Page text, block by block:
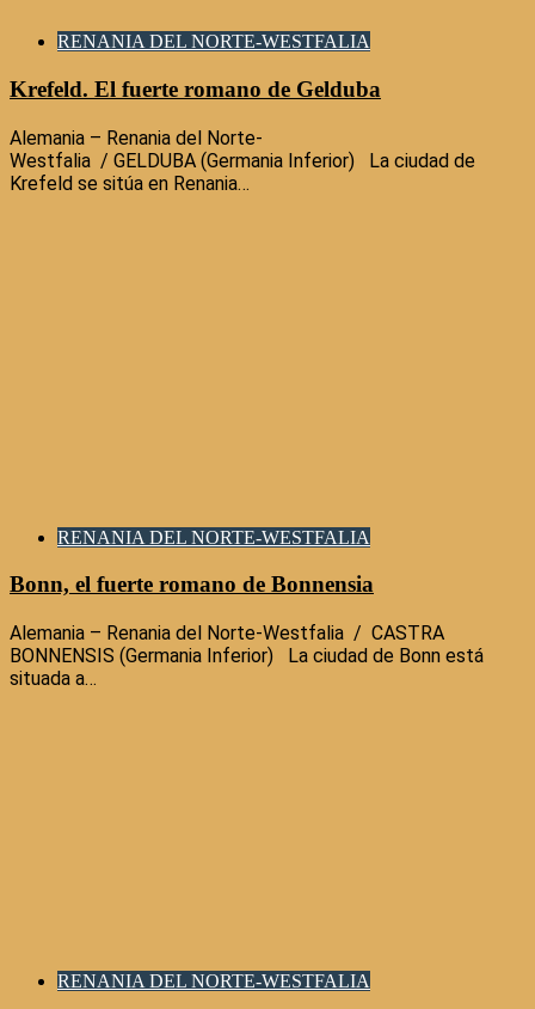
RENANIA DEL NORTE-WESTFALIA
Krefeld. El fuerte romano de Gelduba
Alemania – Renania del Norte-
Westfalia / GELDUBA (Germania Inferior) La ciudad de
Krefeld se sitúa en Renania…
RENANIA DEL NORTE-WESTFALIA
Bonn, el fuerte romano de Bonnensia
Alemania – Renania del Norte-Westfalia / CASTRA
BONNENSIS (Germania Inferior) La ciudad de Bonn está
situada a…
RENANIA DEL NORTE-WESTFALIA